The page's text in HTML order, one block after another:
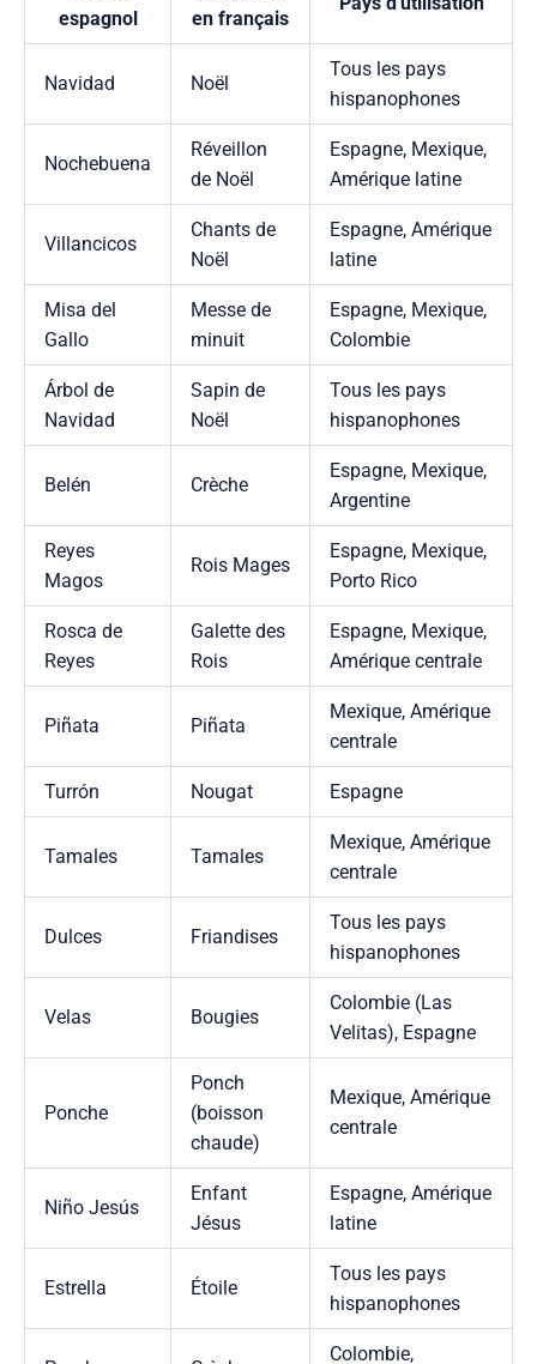
espagnol
en français
Navidad Noël
Tous les pays
hispanophones
Nochebuena
Réveillon
de Noël
Espagne, Mexique,
Amérique latine
Villancicos
Chants de
Noël
Espagne, Amérique
latine
Misa del
Gallo
Messe de
minuit
Espagne, Mexique,
Colombie
Árbol de
Navidad
Sapin de
Noël
Tous les pays
hispanophones
Belén Crèche
Espagne, Mexique,
Argentine
Reyes
Magos
Rois Mages
Espagne, Mexique,
Porto Rico
Rosca de
Reyes
Galette des
Rois
Espagne, Mexique,
Amérique centrale
Piñata Piñata
Mexique, Amérique
centrale
Turrón Nougat Espagne
Tamales Tamales
Mexique, Amérique
centrale
Dulces Friandises
Tous les pays
hispanophones
Velas Bougies
Colombie (Las
Velitas), Espagne
Ponche
Ponch
(boisson
chaude)
Mexique, Amérique
centrale
Niño Jesús
Enfant
Jésus
Espagne, Amérique
latine
Estrella Étoile
Tous les pays
hispanophones
Colombie,